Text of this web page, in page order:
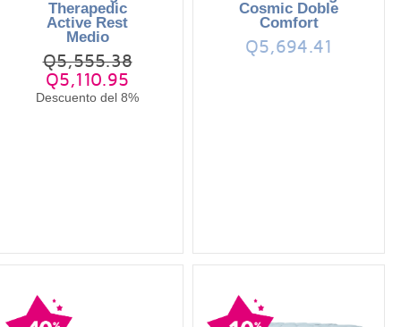
Therapedic
Active Rest
Medio
Q5,555.38
Q5,110.95
Descuento del 8%
Cosmic Doble
Comfort
Q5,694.41